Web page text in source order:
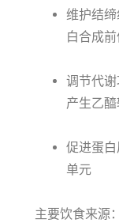
维护结
白合成
调节代
产生乙
促进蛋
单元
主要饮食来源